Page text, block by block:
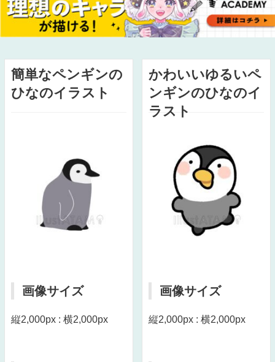
簡単なペンギンの
ひなのイラスト
画像サイズ
縦2,000px : 横2,000px
かわいいゆるいペ
ンギンのひなのイ
ラスト
画像サイズ
縦2,000px : 横2,000px